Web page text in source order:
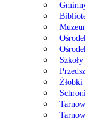
Szkoły
Żłobki